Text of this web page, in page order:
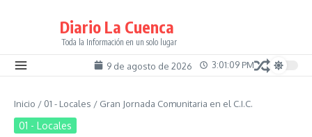
Diario La Cuenca
Toda la Información en un solo lugar
9 de agosto de 2026 3:01:10 PM
Inicio / 01 - Locales / Gran Jornada Comunitaria en el C.I.C.
01 - Locales